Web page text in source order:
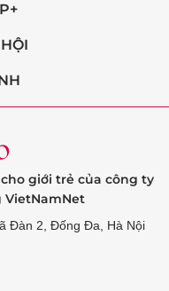
giới trẻ của công ty
VietNamNet
Đàn 2, Đống Đa, Hà Nội